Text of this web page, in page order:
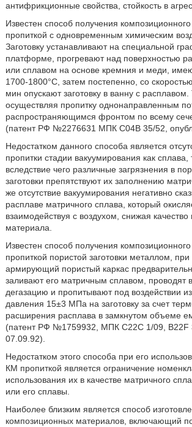
антифрикционные свойства, стойкость в
Известен способ получения
пропиткой с одновременным химическим
Заготовку устанавливают на специальной
платформе, прогревают над поверхностью
или сплавом на основе кремния и меди,
1700-1800°С, затем постепенно, со
мин опускают заготовку в ванну с
осуществляя пропитку однонаправленным
распространяющимся фронтом по всему
(патент РФ №2276631 МПК С04В 35/52,
Недостатком данного способа является
пропитки стадии вакуумирования как сплава,
вследствие чего различные загрязнения в
заготовки препятствуют их заполнению
же отсутствие вакуумирования негативно
расплаве матричного сплава, который
взаимодействуя с воздухом, снижая
материала.
Известен способ получения
пропиткой пористой заготовки металлом, при
армирующий пористый каркас
заливают его матричным сплавом, проводят
дегазацию и пропитывают под воздействии
давления 15±3 МПа на заготовку за счет
расширения расплава в замкнутом объеме
(патент РФ №1759932, МПК С22С 1/09, B22F
07.09.92).
Недостатком этого способа при его
КМ пропиткой является ограничение
использования их в качестве матричного
или его сплавы.
Наиболее близким является способ
композиционных материалов, включающий